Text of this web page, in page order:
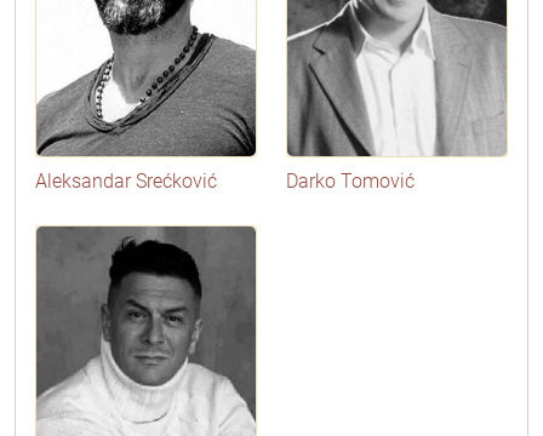
Aleksandar Srećković Darko Tomović